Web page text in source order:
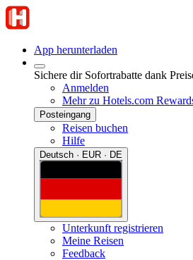
App herunterladen
Sichere dir Sofortrabatte dank
Anmelden
Mehr zu Hotels.com
Posteingang
Reisen buchen
Hilfe
Deutsch · EUR · DE
Unterkunft registrieren
Meine Reisen
Feedback